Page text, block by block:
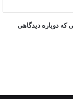
که دوباره دیدگاهی